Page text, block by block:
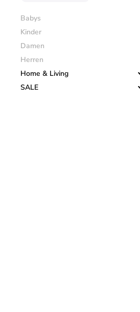
Babys
Kinder
Damen
Herren
Home & Living
SALE